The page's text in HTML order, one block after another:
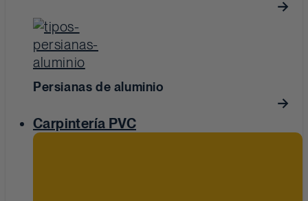
Persianas de aluminio
Carpintería PVC